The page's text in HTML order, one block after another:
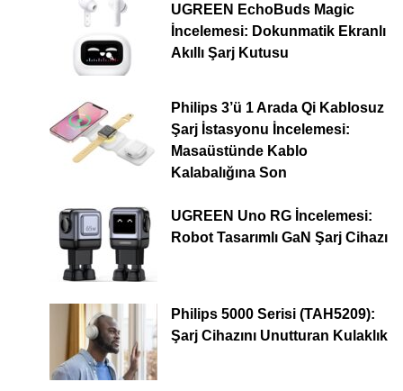
UGREEN EchoBuds Magic
İncelemesi: Dokunmatik Ekranlı
Akıllı Şarj Kutusu
Philips 3’ü 1 Arada Qi Kablosuz
Şarj İstasyonu İncelemesi:
Masaüstünde Kablo
Kalabalığına Son
UGREEN Uno RG İncelemesi:
Robot Tasarımlı GaN Şarj Cihazı
Philips 5000 Serisi (TAH5209):
Şarj Cihazını Unutturan Kulaklık